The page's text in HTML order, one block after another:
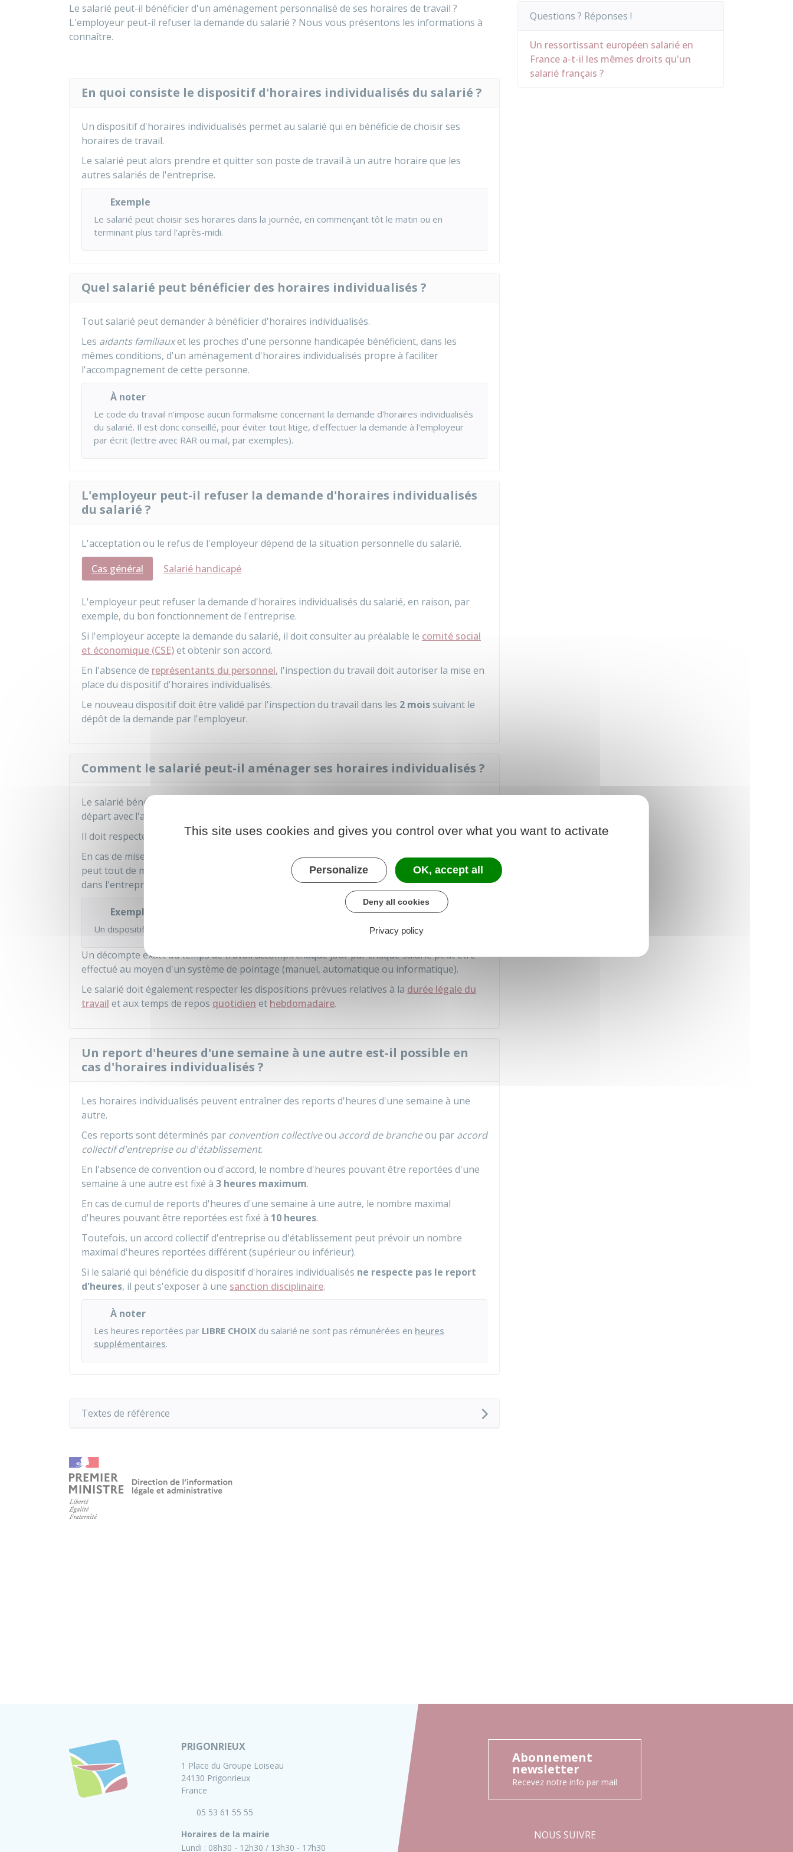
Le salarié peut-il bénéficier d'un aménagement personnalisé de ses horaires de travail ?
L'employeur peut-il refuser la demande du salarié ? Nous vous présentons les informations à
connaître.
En quoi consiste le dispositif d'horaires individualisés du salarié ?
Un dispositif d'horaires individualisés permet au salarié qui en bénéficie de choisir ses
horaires de travail.
Le salarié peut alors prendre et quitter son poste de travail à un autre horaire que les
autres salariés de l'entreprise.
Exemple
Le salarié peut choisir ses horaires dans la journée, en commençant tôt le matin ou en
terminant plus tard l'après-midi.
Quel salarié peut bénéficier des horaires individualisés ?
Tout salarié peut demander à bénéficier d'horaires individualisés.
Les aidants familiauxet les proches d'une personne handicapée bénéficient, dans les
mêmes conditions, d'un aménagement d'horaires individualisés propre à faciliter
l'accompagnement de cette personne.
À noter
Le code du travail n'impose aucun formalisme concernant la demande d'horaires individualisés
du salarié. Il est donc conseillé, pour éviter tout litige, d'effectuer la demande à l'employeur
par écrit (lettre avec RAR ou mail, par exemples).
L'employeur peut-il refuser la demande d'horaires individualisés
du salarié ?
L'acceptation ou le refus de l'employeur dépend de la situation personnelle du salarié.
Cas général
Salarié handicapé
L'employeur peut refuser la demande d'horaires individualisés du salarié, en raison, par
exemple, du bon fonctionnement de l'entreprise.
Si l'employeur accepte la demande du salarié, il doit consulter au préalable le comité social
et économique (CSE)et obtenir son accord.
En l'absence de représentants du personnel, l'inspection du travail doit autoriser la mise en
place du dispositif d'horaires individualisés.
Le nouveau dispositif doit être validé par l'inspection du travail dans les 2 moissuivant le
dépôt de la demande par l'employeur.
Comment le salarié peut-il aménager ses horaires individualisés ?
Le salarié bénéficiant d'horaires de travail individualisés choisit ses heures d'arrivée et de
départ avec l'accord de son employeur.
Il doit respecter cependant les plages d'arrivée et de départ prévues par l'employeur.
En cas de mise en place d'un dispositif d'horaires individualisés, une plage fixe de travail
peut tout de même être prévue. Durant cette plage fixe, chaque salarié doit être présent
dans l'entreprise.
Exemple
Un dispositif d'horaires variables peut définir :
Un décompte exact du temps de travail accompli chaque jour par chaque salarié peut être
effectué au moyen d'un système de pointage (manuel, automatique ou informatique).
Le salarié doit également respecter les dispositions prévues relatives à la durée légale du
travail et aux temps de repos quotidien et hebdomadaire.
Un report d'heures d'une semaine à une autre est-il possible en
cas d'horaires individualisés ?
Les horaires individualisés peuvent entraîner des reports d'heures d'une semaine à une
autre.
Ces reports sont déterminés par convention collectiveou accord de brancheou par accord
collectif d'entreprise ou d'établissement.
En l'absence de convention ou d'accord, le nombre d'heures pouvant être reportées d'une
semaine à une autre est fixé à 3 heures maximum.
En cas de cumul de reports d'heures d'une semaine à une autre, le nombre maximal
d'heures pouvant être reportées est fixé à 10 heures.
Toutefois, un accord collectif d'entreprise ou d'établissement peut prévoir un nombre
maximal d'heures reportées différent (supérieur ou inférieur).
Si le salarié qui bénéficie du dispositif d'horaires individualisés ne respecte pas le report
d'heures, il peut s'exposer à une sanction disciplinaire.
À noter
Les heures reportées par LIBRE CHOIX du salarié ne sont pas rémunérées en heures
supplémentaires.
Textes de référence
Questions ? Réponses !
Un ressortissant européen salarié en
France a-t-il les mêmes droits qu'un
salarié français ?
PRIGONRIEUX
1 Place du Groupe Loiseau
24130 Prigonrieux
France
05 53 61 55 55
Horaires de la mairie
Lundi : 08h30 - 12h30 13h30 - 17h30
Abonnement
newsletter
Recevez notre info par mail
NOUS SUIVRE
This site uses cookies and gives you control over what you want to activate
Personalize OK, accept all
Deny all cookies
Privacy policy